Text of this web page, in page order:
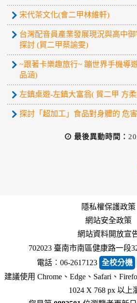
宋代茶文化(會二甲林維軒)
台灣配音員產業發展現況與高中
探討 (貿二甲蔡諭雯)
~跟著卡樂趣旅行~ 蹦世界手機導
品涵)
左鎮桌遊-左鎮大富翁( 貿二甲 方
探討「超加工」食品對身體的 危
最後異動時間：
隱私權保護政策
網站安全政策
網站資料開放宣
702023 臺南市南區健康路一段
電話︰06-2617123 全校分機
建議使用 Chrome、Edge、Safari、
1024 X 768 px 以上